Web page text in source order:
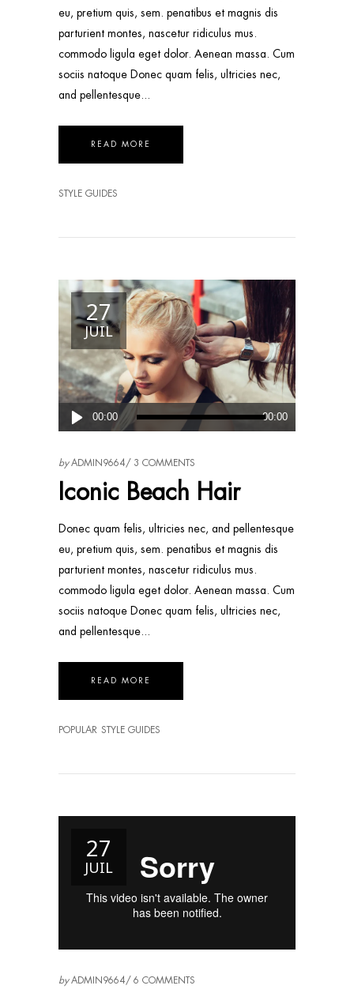
eu, pretium quis, sem. penatibus et magnis dis
parturient montes, nascetur ridiculus mus.
commodo ligula eget dolor. Aenean massa. Cum
sociis natoque Donec quam felis, ultricies nec,
and pellentesque
READ MORE
STYLE GUIDES
27
JUIL
Lecteur
audio
00:00 00:00
byADMIN9664 3 COMMENTS
Iconic Beach Hair
Donec quam felis, ultricies nec, and pellentesque
eu, pretium quis, sem. penatibus et magnis dis
parturient montes, nascetur ridiculus mus.
commodo ligula eget dolor. Aenean massa. Cum
sociis natoque Donec quam felis, ultricies nec,
and pellentesque
READ MORE
POPULAR STYLE GUIDES
27
JUIL
byADMIN9664 6 COMMENTS